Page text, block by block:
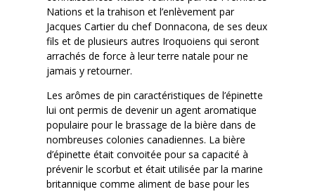
Nations et la trahison et l’enlèvement par
Jacques Cartier du chef Donnacona, de ses deux
fils et de plusieurs autres Iroquoiens qui seront
arrachés de force à leur terre natale pour ne
jamais y retourner.
Les arômes de pin caractéristiques de l’épinette
lui ont permis de devenir un agent aromatique
populaire pour le brassage de la bière dans de
nombreuses colonies canadiennes. La bière
d’épinette était convoitée pour sa capacité à
prévenir le scorbut et était utilisée par la marine
britannique comme aliment de base pour les